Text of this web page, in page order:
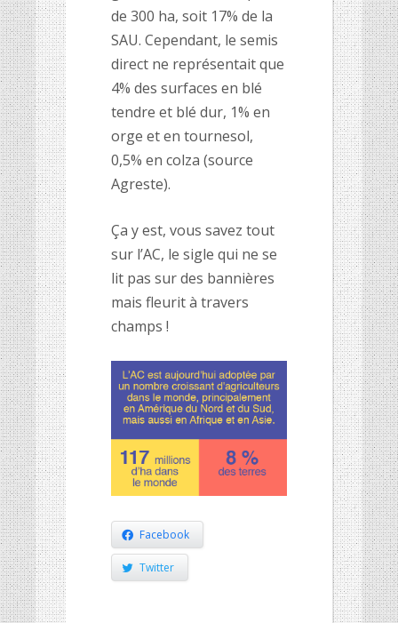
de 300 ha, soit 17% de la
SAU. Cependant, le semis
direct ne représentait que
4% des surfaces en blé
tendre et blé dur, 1% en
orge et en tournesol,
0,5% en colza (source
Agreste).
Ça y est, vous savez tout
sur l’AC, le sigle qui ne se
lit pas sur des bannières
mais fleurit à travers
champs !
Facebook
Twitter